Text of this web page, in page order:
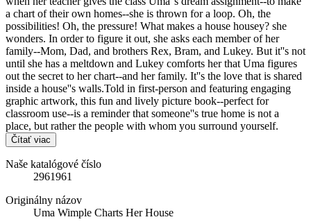
a chart of their own homes--she is thrown for a loop. Oh, the
possibilities! Oh, the pressure! What makes a house housey? she
wonders. In order to figure it out, she asks each member of her
family--Mom, Dad, and brothers Rex, Bram, and Lukey. But it''s not
until she has a meltdown and Lukey comforts her that Uma figures
out the secret to her chart--and her family. It''s the love that is shared
inside a house''s walls.Told in first-person and featuring engaging
graphic artwork, this fun and lively picture book--perfect for
classroom use--is a reminder that someone''s true home is not a
place, but rather the people with whom you surround yourself.
Čítať viac
Naše katalógové číslo
2961961
Originálny názov
Uma Wimple Charts Her House